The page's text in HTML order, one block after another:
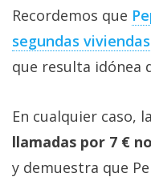
Recordemos que
segundas viviendas‎
que resulta idónea
En cualquier caso, la
llamadas por 7 €
y demuestra que